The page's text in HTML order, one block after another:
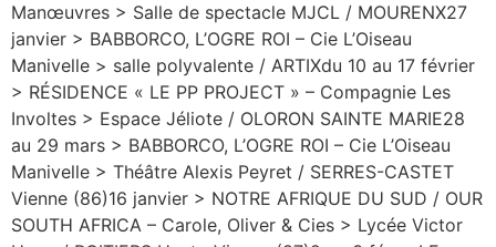
Manœuvres > Salle de spectacle MJCL / MOURENX27
janvier > BABBORCO, L’OGRE ROI – Cie L’Oiseau
Manivelle > salle polyvalente / ARTIXdu 10 au 17 février
> RÉSIDENCE « LE PP PROJECT » – Compagnie Les
Involtes > Espace Jéliote / OLORON SAINTE MARIE28
au 29 mars > BABBORCO, L’OGRE ROI – Cie L’Oiseau
Manivelle > Théâtre Alexis Peyret / SERRES-CASTET
Vienne (86)16 janvier > NOTRE AFRIQUE DU SUD / OUR
SOUTH AFRICA – Carole, Oliver & Cies > Lycée Victor